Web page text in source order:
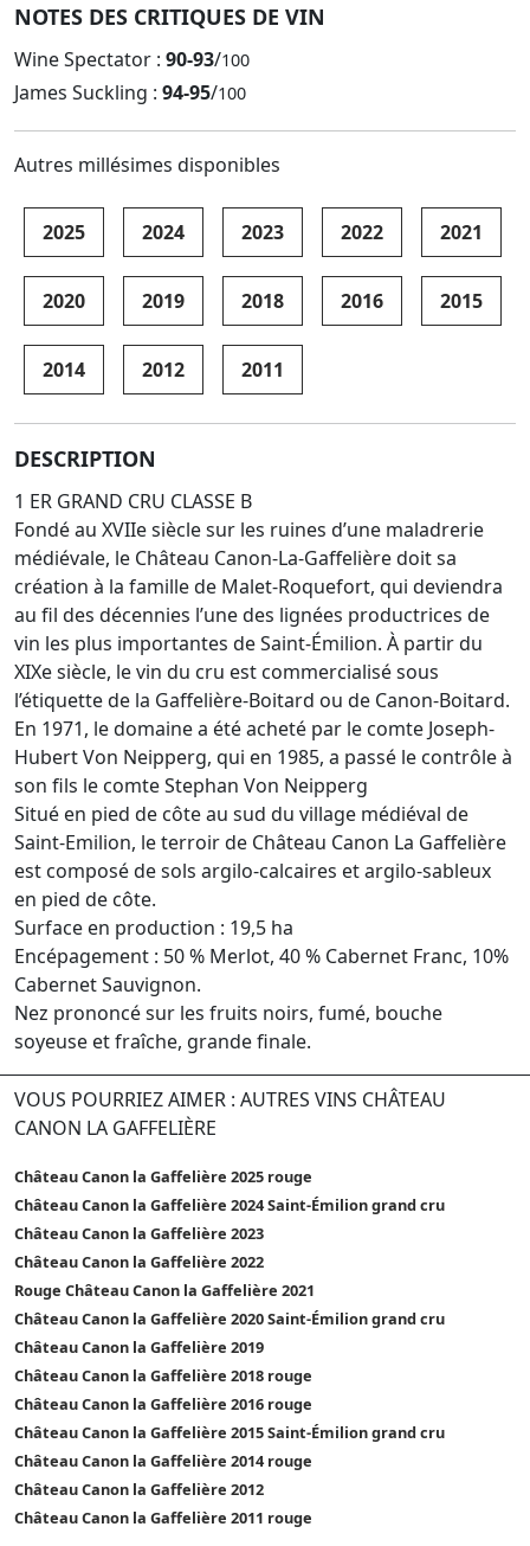
NOTES DES CRITIQUES DE VIN
Wine Spectator : 90-93/100
James Suckling : 94-95/100
Autres millésimes disponibles
2025 2024 2023 2022 2021
2020 2019 2018 2016 2015
2014 2012 2011
DESCRIPTION
1 ER GRAND CRU CLASSE B
Fondé au XVIIe siècle sur les ruines d’une maladrerie
médiévale, le Château Canon-La-Gaffelière doit sa
création à la famille de Malet-Roquefort, qui deviendra
au fil des décennies l’une des lignées productrices de
vin les plus importantes de Saint-Émilion. À partir du
XIXe siècle, le vin du cru est commercialisé sous
l’étiquette de la Gaffelière-Boitard ou de Canon-Boitard.
En 1971, le domaine a été acheté par le comte Joseph-
Hubert Von Neipperg, qui en 1985, a passé le contrôle à
son fils le comte Stephan Von Neipperg
Situé en pied de côte au sud du village médiéval de
Saint-Emilion, le terroir de Château Canon La Gaffelière
est composé de sols argilo-calcaires et argilo-sableux
en pied de côte.
Surface en production : 19,5 ha
Encépagement : 50 % Merlot, 40 % Cabernet Franc, 10%
Cabernet Sauvignon.
Nez prononcé sur les fruits noirs, fumé, bouche
soyeuse et fraîche, grande finale.
VOUS POURRIEZ AIMER : AUTRES VINS CHÂTEAU
CANON LA GAFFELIÈRE
Château Canon la Gaffelière 2025 rouge
Château Canon la Gaffelière 2024 Saint-Émilion grand cru
Château Canon la Gaffelière 2023
Château Canon la Gaffelière 2022
Rouge Château Canon la Gaffelière 2021
Château Canon la Gaffelière 2020 Saint-Émilion grand cru
Château Canon la Gaffelière 2019
Château Canon la Gaffelière 2018 rouge
Château Canon la Gaffelière 2016 rouge
Château Canon la Gaffelière 2015 Saint-Émilion grand cru
Château Canon la Gaffelière 2014 rouge
Château Canon la Gaffelière 2012
Château Canon la Gaffelière 2011 rouge